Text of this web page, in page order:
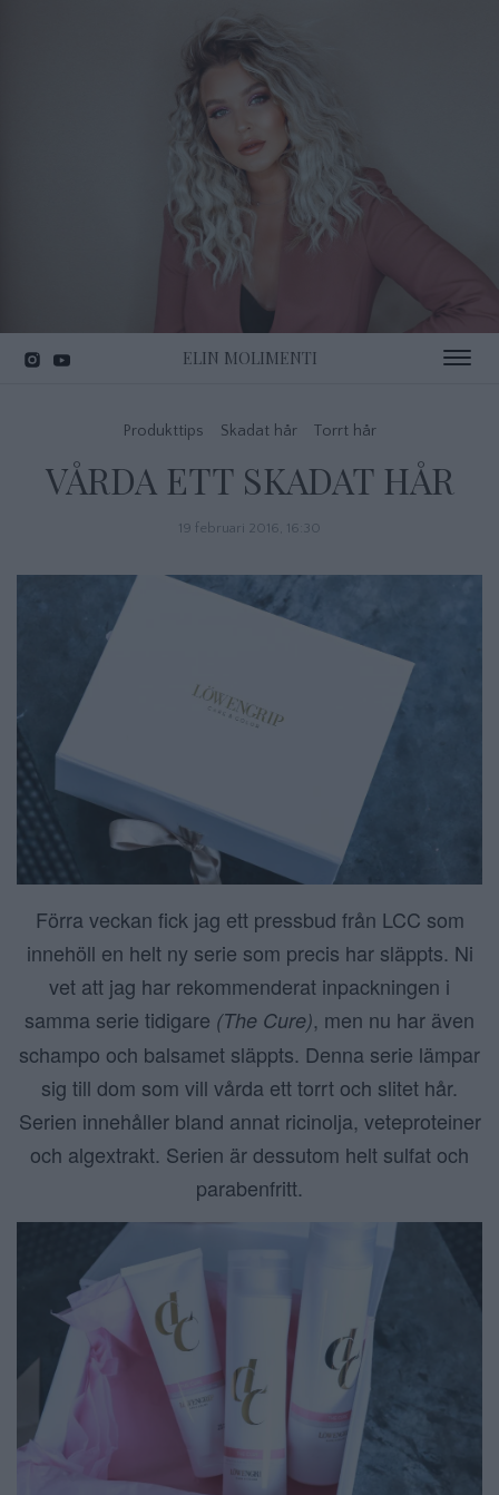
ELIN MOLIMENTI Toggle
Produkttips Skadat hår Torrt hår
VÅRDA ETT SKADAT HÅR
19 februari 2016, 16:30
Förra veckan fick jag ett pressbud från LCC som
innehöll en helt ny serie som precis har släppts. Ni
vet att jag har rekommenderat inpackningen i
samma serie tidigare (The Cure), men nu har även
schampo och balsamet släppts. Denna serie lämpar
sig till dom som vill vårda ett torrt och slitet hår.
Serien innehåller bland annat ricinolja, veteproteiner
och algextrakt. Serien är dessutom helt sulfat och
parabenfritt.